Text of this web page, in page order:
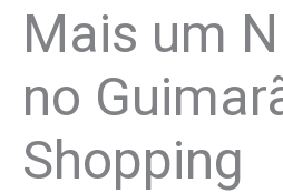
Mais um
no
Shopping